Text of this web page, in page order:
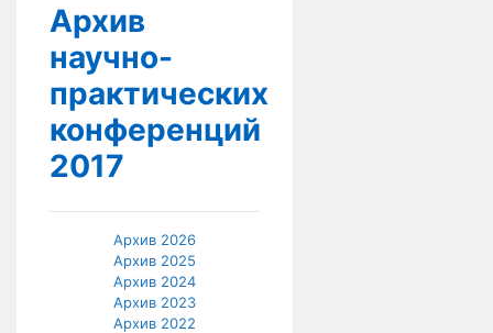
Архив
научно-
практических
конференций
2017
Архив 2026
Архив 2025
Архив 2024
Архив 2023
Архив 2022